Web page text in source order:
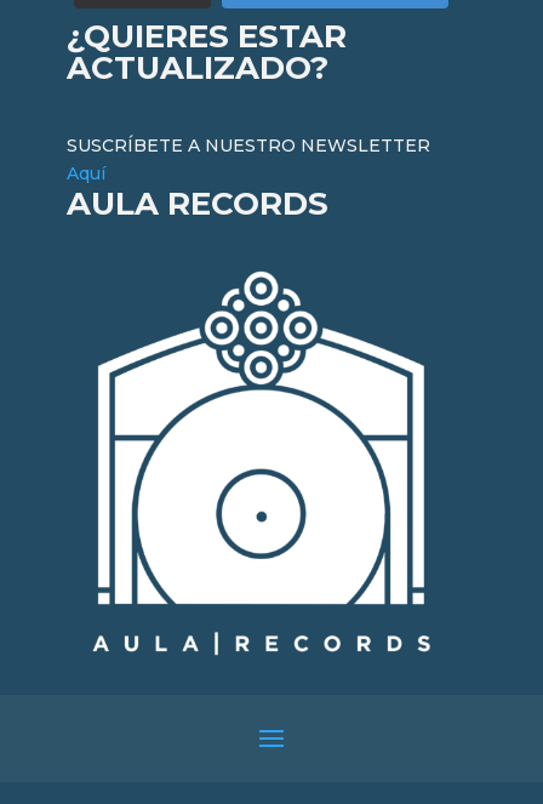
¿QUIERES ESTAR
ACTUALIZADO?
SUSCRÍBETE A NUESTRO NEWSLETTER
Aquí
AULA RECORDS